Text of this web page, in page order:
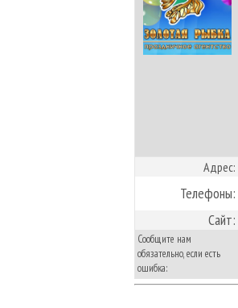
Адрес:
Телефоны:
Сайт:
Сообщите нам
обязательно, если есть
ошибка: